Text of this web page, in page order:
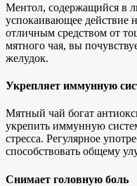
Ментол, содержащийся в
успокаивающее действие
отличным средством от
мятного чая, вы
желудок.
Укрепляет иммунную
Мятный чай богат
укрепить иммунную
стресса. Регулярное
способствовать общему
Снимает головную боль